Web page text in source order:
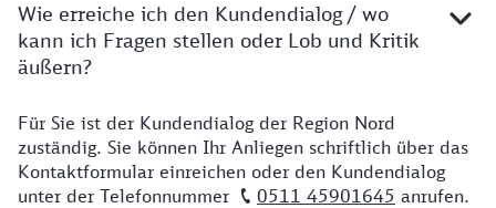
Wie erreiche ich den Kundendialog / wo
kann ich Fragen stellen oder Lob und Kritik
äußern?
Details zu Kontakt
Für Sie ist der Kundendialog der Region Nord
zuständig. Sie können Ihr Anliegen schriftlich über das
Kontaktformular einreichen oder den Kundendialog
unter der Telefonnummer
0511 45901645 anrufen.